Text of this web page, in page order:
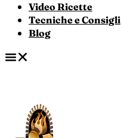
Video Ricette
Tecniche e Consigli
Blog